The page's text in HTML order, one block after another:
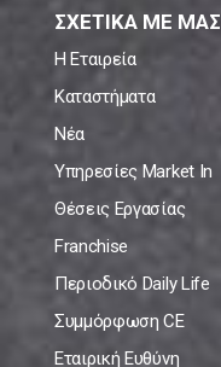
ΣΧΕΤΙΚΑ ΜΕ ΜΑΣ
Η Εταιρεία
Καταστήματα
Νέα
Υπηρεσίες Market In
Θέσεις Εργασίας
Franchise
Περιοδικό Daily Life
Συμμόρφωση CE
Εταιρική Ευθύνη